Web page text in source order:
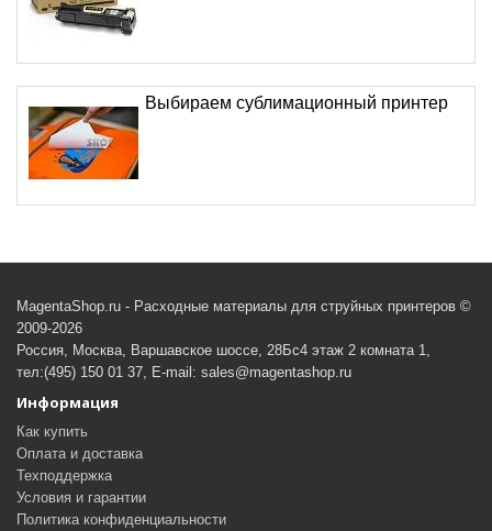
Выбираем сублимационный принтер
MagentaShop.ru - Расходные материалы для струйных принтеров ©
2009-2026
Россия, Москва, Варшавское шоссе, 28Бс4 этаж 2 комната 1,
тел:(495) 150 01 37, E-mail: sales@magentashop.ru
Информация
Как купить
Оплата и доставка
Техподдержка
Условия и гарантии
Политика конфиденциальности